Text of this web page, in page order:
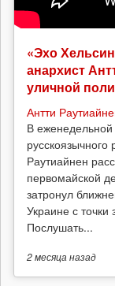
«Эхо
анархист
уличной
Антти
В
Раутиайнен
первомайской
затронул
Украине с точки
Послушать...
2 месяцаназад